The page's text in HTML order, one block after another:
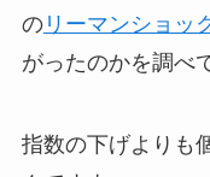
のリーマンショッ
がったのかを調べ
指数の下げよりも